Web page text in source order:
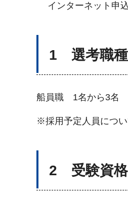
インターネット申
1 選考職種
船員職 1名から3名
※採用予定人員につい
2 受験資格